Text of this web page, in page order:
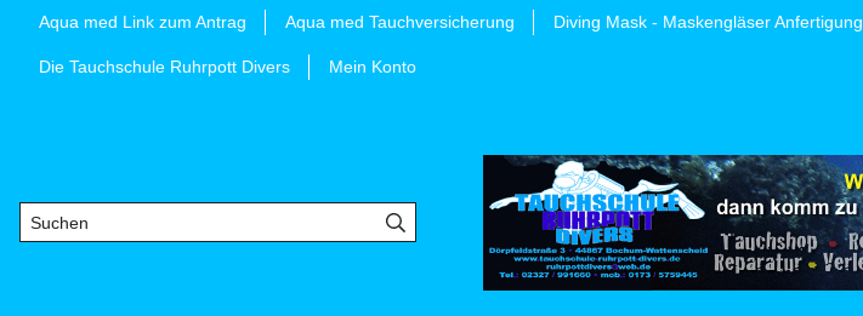
Aqua med Link zum Antrag Aqua med Tauchversicherung Diving Mask - Maskengläser Anfertigung
Die Tauchschule Ruhrpott Divers Mein Konto